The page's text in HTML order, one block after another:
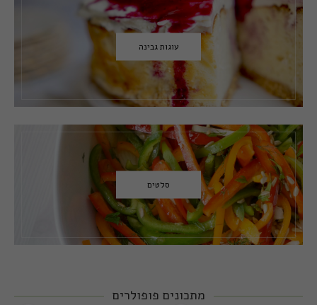
עוגות גבינה
סלטים
מתכונים פופולרים